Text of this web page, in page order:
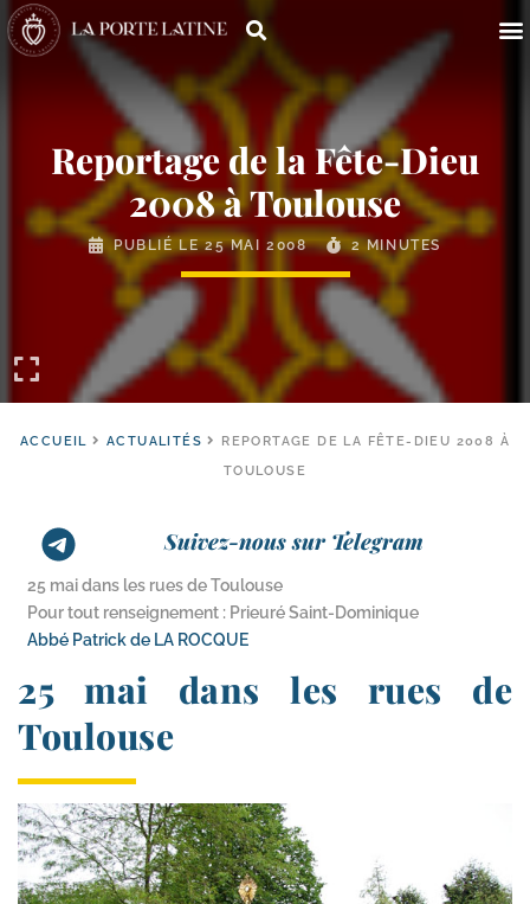
Reportage de la Fête-​Dieu
2008 à Toulouse
PUBLIÉ LE25 MAI 2008 2 MINUTES
ACCUEIL ACTUALITÉS
REPORTAGE DE LA FÊTE-DIEU 2008 À
TOULOUSE
Suivez-nous sur Telegram
25 mai dans les rues de Toulouse
Pour tout renseignement : Prieuré Saint-Dominique
Abbé Patrick de LA ROCQUE
25 mai dans les rues de
Toulouse